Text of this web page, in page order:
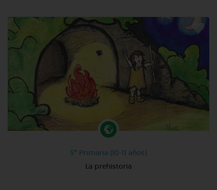
5º Primaria (10-11 años)
La prehistoria